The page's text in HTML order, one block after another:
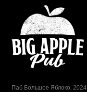
Паб Большое Яблоко, 2024